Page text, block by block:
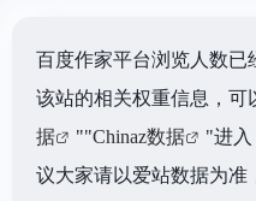
百度作家平台浏览人数已
该站的相关权重信息，可
据
""Chinaz数据
"进入
议大家请以爱站数据为准